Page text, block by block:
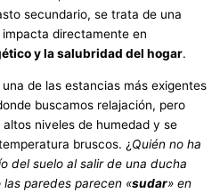
secundario, se trata de una
directamente en
y la salubridad del hogar.
de las estancias más exigentes
buscamos relajación, pero
niveles de humedad y se
bruscos. ¿Quién no ha
del suelo al salir de una ducha
paredes parecen «sudar» en